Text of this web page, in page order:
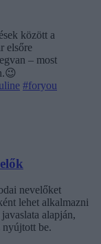
között a
elsőre
– most
#foryou
nevelőket
lehet alkalmazni
alapján,
nyújtott be.